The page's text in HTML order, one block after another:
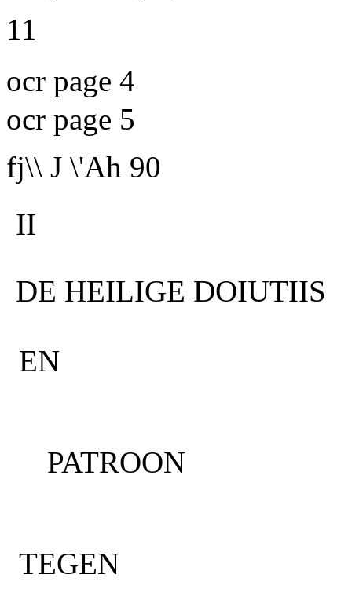
11
ocr page 4
ocr page 5
fj\\ J \'Ah 90
II
DE HEILIGE DOIUTIIS
EN
PATROON
TEGEN